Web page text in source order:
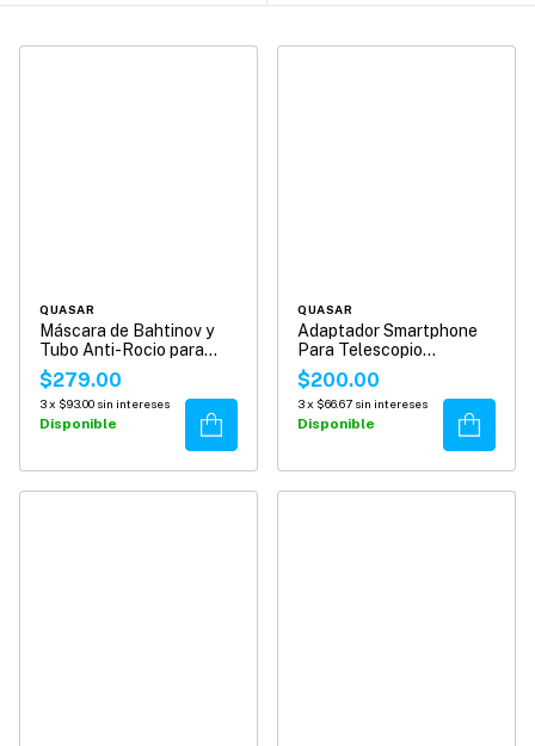
QUASAR
Máscara de Bahtinov y
Tubo Anti-Rocio para
Seestar S50
$279.00
3x $93.00 sin intereses
Disponible Comprar
QUASAR
Adaptador Smartphone
Para Telescopio
Microscopio Y Binocular
$200.00
3x $66.67 sin intereses
Disponible Comprar